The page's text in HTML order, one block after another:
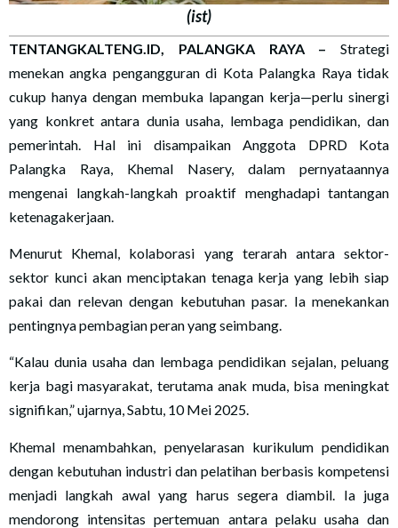
(ist)
TENTANGKALTENG.ID, PALANGKA RAYA – Strategi
menekan angka pengangguran di Kota Palangka Raya tidak
cukup hanya dengan membuka lapangan kerja—perlu sinergi
yang konkret antara dunia usaha, lembaga pendidikan, dan
pemerintah. Hal ini disampaikan Anggota DPRD Kota
Palangka Raya, Khemal Nasery, dalam pernyataannya
mengenai langkah-langkah proaktif menghadapi tantangan
ketenagakerjaan.
Menurut Khemal, kolaborasi yang terarah antara sektor-
sektor kunci akan menciptakan tenaga kerja yang lebih siap
pakai dan relevan dengan kebutuhan pasar. Ia menekankan
pentingnya pembagian peran yang seimbang.
“Kalau dunia usaha dan lembaga pendidikan sejalan, peluang
kerja bagi masyarakat, terutama anak muda, bisa meningkat
signifikan,” ujarnya, Sabtu, 10 Mei 2025.
Khemal menambahkan, penyelarasan kurikulum pendidikan
dengan kebutuhan industri dan pelatihan berbasis kompetensi
menjadi langkah awal yang harus segera diambil. Ia juga
mendorong intensitas pertemuan antara pelaku usaha dan